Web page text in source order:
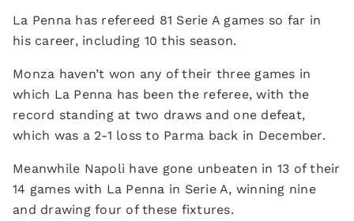
La Penna has refereed 81 Serie A games so far in
his career, including 10 this season.
Monza haven’t won any of their three games in
which La Penna has been the referee, with the
record standing at two draws and one defeat,
which was a 2-1 loss to Parma back in December.
Meanwhile Napoli have gone unbeaten in 13 of their
14 games with La Penna in Serie A, winning nine
and drawing four of these fixtures.